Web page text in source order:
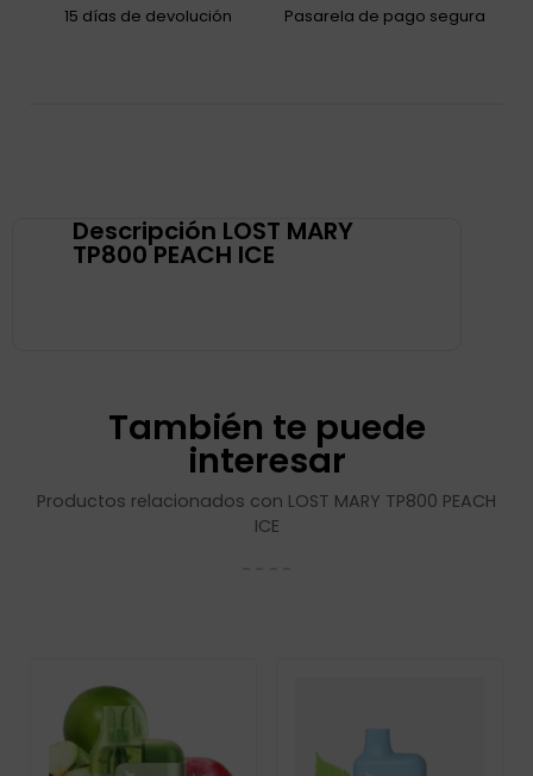
15 días de devolución Pasarela de pago segura
Descripción LOST MARY
TP800 PEACH ICE
También te puede
interesar
Productos relacionados con LOST MARY TP800 PEACH
ICE